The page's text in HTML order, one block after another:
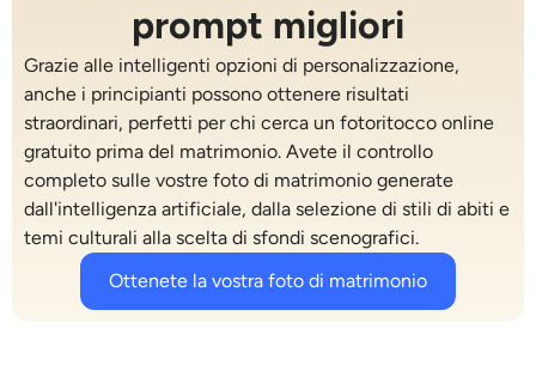
prompt migliori
Grazie alle intelligenti opzioni di personalizzazione,
anche i principianti possono ottenere risultati
straordinari, perfetti per chi cerca un fotoritocco online
gratuito prima del matrimonio. Avete il controllo
completo sulle vostre foto di matrimonio generate
dall'intelligenza artificiale, dalla selezione di stili di abiti e
temi culturali alla scelta di sfondi scenografici.
Ottenete la vostra foto di matrimonio